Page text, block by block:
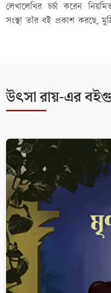
লেখালেখির চর্চা করেন
সংস্থা তাঁর বই প্রকাশ করছে,
উৎসা রায়-এর